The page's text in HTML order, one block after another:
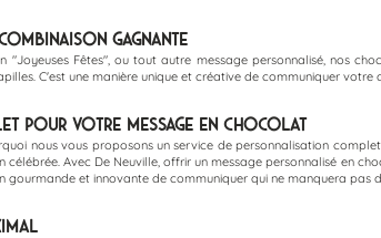
Gagnante
"Joyeuses Fêtes", ou tout autre message personnalisé, nos
C'est une manière unique et créative de communiquer
pour Votre Message en Chocolat
nous vous proposons un service de personnalisation
Avec De Neuville, offrir un message personnalisé en
gourmande et innovante de communiquer qui ne manquera